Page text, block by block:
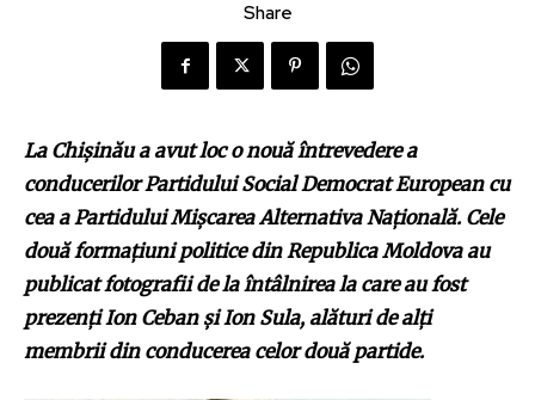
Share
La Chișinău a avut loc o nouă întrevedere a
conducerilor Partidului Social Democrat European cu
cea a Partidului Mișcarea Alternativa Națională. Cele
două formațiuni politice din Republica Moldova au
publicat fotografii de la întâlnirea la care au fost
prezenți Ion Ceban și Ion Sula, alături de alți
membrii din conducerea celor două partide.